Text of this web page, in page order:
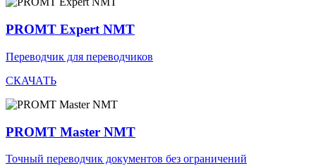
PROMT Expert NMT
Переводчик для переводчиков
СКАЧАТЬ
PROMT Master NMT
Точный переводчик документов без ограничений